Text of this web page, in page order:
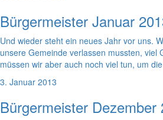
Bürgermeister Januar
Und wieder steht ein neues Jahr vor uns.
unsere Gemeinde verlassen mussten,
müssen wir aber auch noch viel tun, um
3. Januar 2013
Bürgermeister Dezember